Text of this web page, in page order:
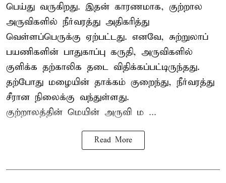
பெய்து வருகிறது. இதன் காரணமாக, குற்றால
அருவிகளில் நீர்வரத்து அதிகரித்து
வெள்ளப்பெருக்கு ஏற்பட்டது. எனவே, சுற்றுலாப்
பயணிகளின் பாதுகாப்பு கருதி, அருவிகளில்
குளிக்க தற்காலிக தடை விதிக்கப்பட்டிருந்தது.
தற்போது மழையின் தாக்கம் குறைந்து, நீர்வரத்து
சீரான நிலைக்கு வந்துள்ளது.
குற்றாலத்தின் மெயின் அருவி ம ...
Read More